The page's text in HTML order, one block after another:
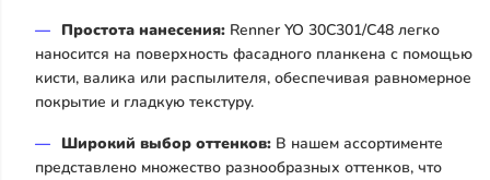
Простота нанесения: Renner YO 30C301/C48 легко
наносится на поверхность фасадного планкена с помощью
кисти, валика или распылителя, обеспечивая равномерное
покрытие и гладкую текстуру.
Широкий выбор оттенков: В нашем ассортименте
представлено множество разнообразных оттенков, что